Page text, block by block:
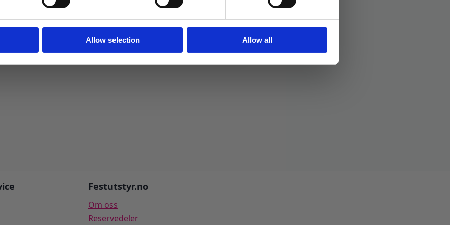
Allow selection Allow all
Festutstyr.no
Om oss
Reservedeler
Ja takk! Jeg vil gjerne få brev fra dere!